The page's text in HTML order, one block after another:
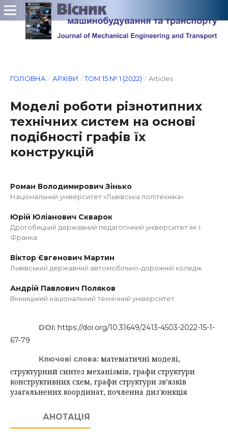
ГОЛОВНА / АРХІВИ / ТОМ 15 № 1 (2022) / Articles
Моделі роботи різнотипних
технічних систем на основі
подібності графів їх
конструкцій
Роман Володимирович Зінько
Національний університет «Львівська політехніка»
Юрій Юліанович Скварок
Дрогобицьий державний педагогічний університет ім. І.
Франка
Віктор Євгенович Мартин
Львівський державний автомобільно-дорожній коледж
Андрій Павлович Поляков
Вінницький національний технічний університет
DOI: https://doi.org/10.31649/2413-4503-2022-15-1-
67-79
Ключові слова: математичні моделі,
структурний синтез механізмів, графи структури
конструктивних схем, графи структури зв’язків
узагальнених координат, почленна диз'юнкція
АНОТАЦІЯ